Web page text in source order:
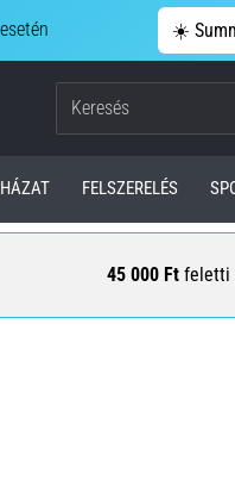
☀️
FELSZERELÉS
45 000 Ft feletti